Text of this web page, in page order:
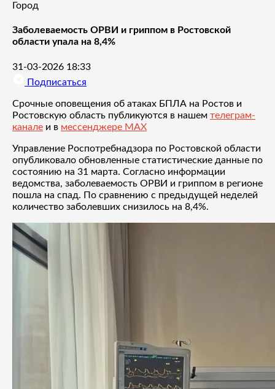
Город
Заболеваемость ОРВИ и гриппом в Ростовской
области упала на 8,4%
31-03-2026 18:33
Подписаться
Срочные оповещения об атаках БПЛА на Ростов и
Ростовскую область публикуются в нашем телеграм-
канале и в мессенджере MAX
Управление Роспотребнадзора по Ростовской области
опубликовало обновленные статистические данные по
состоянию на 31 марта. Согласно информации
ведомства, заболеваемость ОРВИ и гриппом в регионе
пошла на спад. По сравнению с предыдущей неделей
количество заболевших снизилось на 8,4%.